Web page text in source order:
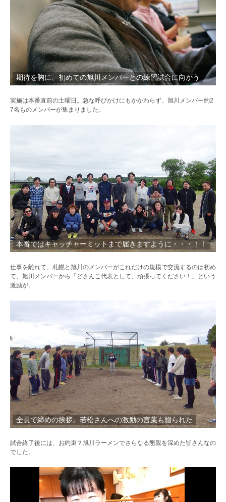
期待を胸に、初めての旭川メンバーとの練習試合に向かう
実施は本番直前の土曜日。急な呼びかけにもかかわらず、旭川メンバー約2
7名ものメンバーが集まりました。
本番ではキャッチャーミットまで届きますように・・・！！
仕事を離れて、札幌と旭川のメンバーがこれだけの規模で交流するのは初め
て。旭川メンバーから「どさんこ代表として、頑張ってください！」という
激励が。
全員で締めの挨拶。若松さんへの激励の言葉も贈られた
試合終了後には、お約束？旭川ラーメンでさらなる懇親を深めた皆さんなの
でした。